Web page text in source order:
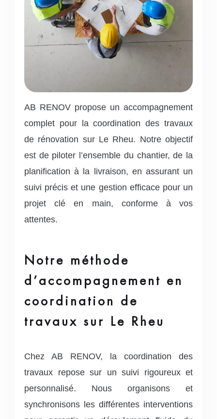
AB RENOV propose un accompagnement
complet pour la coordination des travaux
de rénovation sur Le Rheu. Notre objectif
est de piloter l’ensemble du chantier, de la
planification à la livraison, en assurant un
suivi précis et une gestion efficace pour un
projet clé en main, conforme à vos
attentes.
Notre méthode
d’accompagnement en
coordination de
travaux sur Le Rheu
Chez AB RENOV, la coordination des
travaux repose sur un suivi rigoureux et
personnalisé. Nous organisons et
synchronisons les différentes interventions